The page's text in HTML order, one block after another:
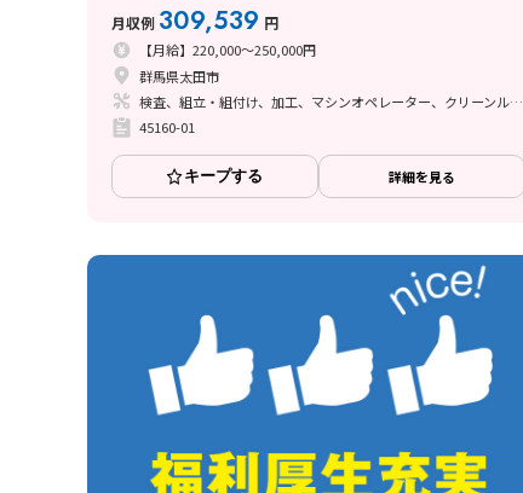
月収例 309,539 円
【月給】220,000～250,000円
群馬県太田市
検査、組立・組付け、加工、マシンオペレーター、クリーンルーム、清掃・洗浄、ライン作業、溶接、塗装
45160-01
キープする 詳細を見る